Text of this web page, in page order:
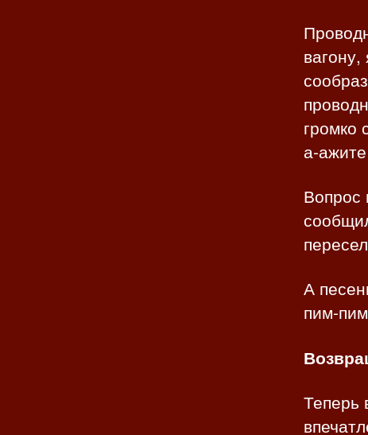
громко
а-
Вопрос
А
пим-
Теперь